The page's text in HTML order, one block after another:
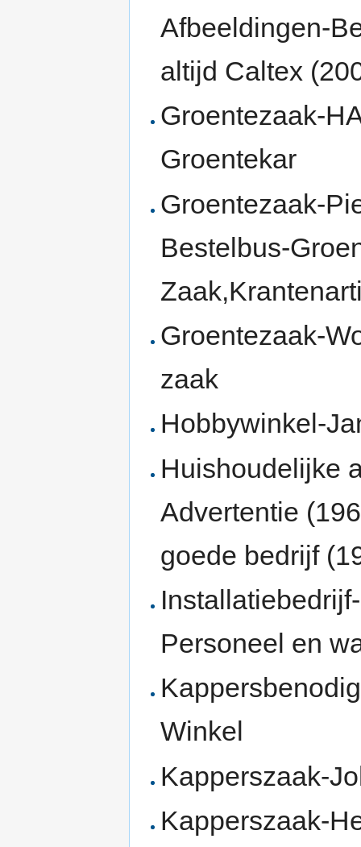
Afbeeldingen-
altijd Caltex
Groentezaak-
Groentekar
Groentezaak-
Bestelbus-
Groentezaak-
zaak
Hobbywinkel-
Huishoudelijke
Advertentie
goede bedrijf
Personeel en
Winkel
Kapperszaak-
Kapperszaak-